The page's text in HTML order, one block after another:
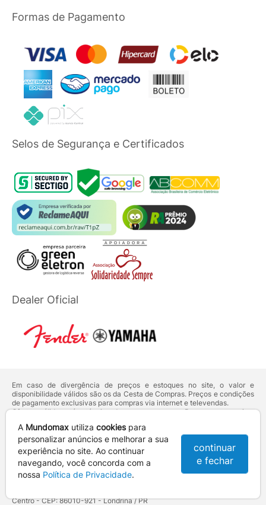
Formas de Pagamento
Selos de Segurança e Certificados
Dealer Oficial
Em caso de divergência de preços e estoques no site, o valor e
disponibilidade válidos são os da Cesta de Compras. Preços e condições
de pagamento exclusivas para compras via internet e televendas.
Ofertas válidas até o término de nossos estoques. Para compras acima
deVenda Corporativa.
Os preços apresentados no site prevalecem sobre outros anunciados em
qualquer outro meio de comunicação ou sites de buscas. Código de
Defesa do Consumidor:Lei nº 8.078.
Vendas sujeitas à confirmação de dados e análises de crédito e risco.
Centro - CEP: 86010-921 - Londrina / PR
A Mundomax utiliza cookiespara
personalizar anúncios e melhorar a sua
experiência no site. Ao continuar
navegando, você concorda com a
nossa Política de Privacidade.
continuar
e fechar